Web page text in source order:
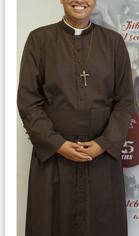
Liens